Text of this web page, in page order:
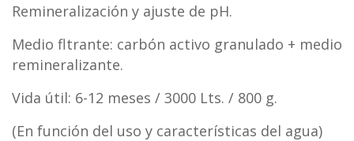
Remineralización y ajuste de pH.
Medio fltrante: carbón activo granulado + medio
remineralizante.
Vida útil: 6-12 meses / 3000 Lts. / 800 g.
(En función del uso y características del agua)